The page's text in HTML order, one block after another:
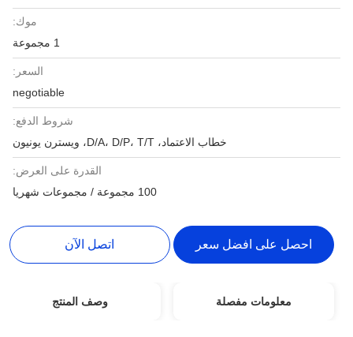
موك:
السعر:
negotiable
شروط الدفع:
خطاب الاعتماد، D/A، D/P، T/T، ويسترن يونيون
القدرة على العرض:
100 مجموعة / مجموعات شهريا
احصل على افضل سعر اتصل الآن
معلومات مفصلة وصف المنتج